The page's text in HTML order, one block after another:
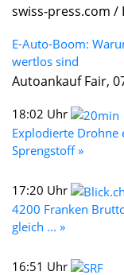
swiss-press.com /
E-Auto-Boom:
wertlos sind
Autoankauf Fair,
18:02 Uhr
Explodierte Drohne
Sprengstoff »
17:20 Uhr
4200 Franken
gleich ... »
16:51 Uhr